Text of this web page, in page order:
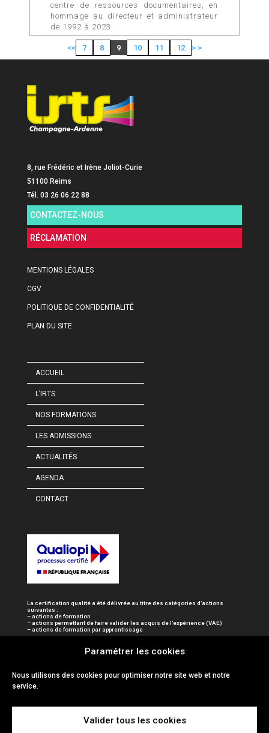
Paramétrer les cookies
Nous utilisons des cookies pour optimiser notre site web et notre
service.
Valider tous les cookies
centre de ressources documentaires, en
hommage au directeur et administrateur
de 1992 à 2023.
<< 7 8 9 10 11 12 >>
8, rue Frédéric et Irène Joliot-Curie
51100 Reims
Tél. 03 26 06 22 88
CONTACTEZ-NOUS
RÉCLAMATION
MENTIONS LÉGALES
CGV
POLITIQUE DE CONFIDENTIALITÉ
PLAN DU SITE
ACCUEIL
L’IRTS
NOS FORMATIONS
LES ADMISSIONS
ACTUALITÉS
AGENDA
CONTACT
La certification qualité a été délivrée au titre des catégories d’actions
suivantes :
– actions de formation
– actions permettant de faire valider les acquis de l’expérience (VAE)
– actions de formation par apprentissage